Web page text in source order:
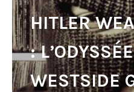
HITLER
:
WESTSIDE